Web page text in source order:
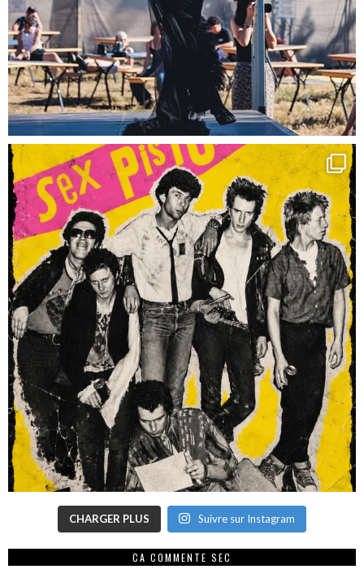
CHARGER PLUS Suivre sur Instagram
CA COMMENTE SEC